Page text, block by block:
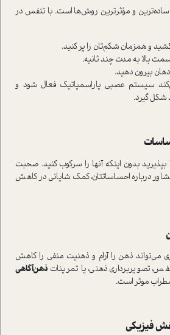
و مؤثرترین روش‌ها است. با تنفس در
و همزمان شکم‌تان را پر کنید.
بالا به مدت چند ثانیه.
بیرون دهید.
سیستم عصبی پاراسمپاتیک فعال شود و
شکل گیرد.
بدون اینکه آنها را سرکوب کنید. صحبت
مشاور درباره احساساتتان، کمک شایانی در کاهش
می‌تواند ذهن را آرام و ذهنیت منفی را کاهش
تصویربرداری ذهنی، یا تمرینات ذهن‌آگاهی
موثر است.
فیزیکی